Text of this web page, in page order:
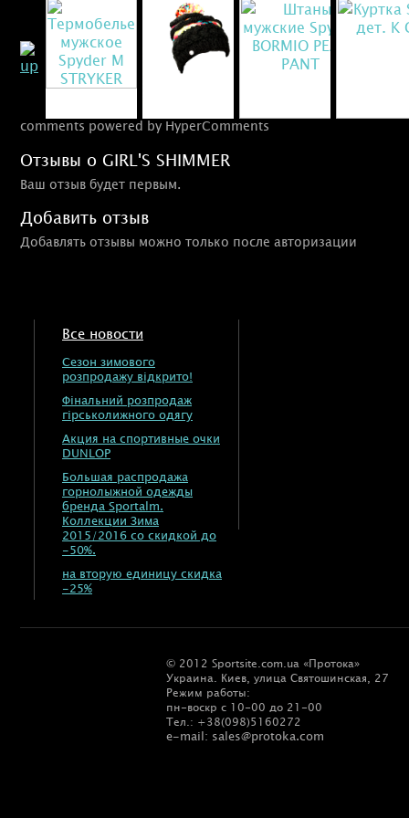
comments powered by HyperComments
Отзывы о GIRL'S SHIMMER
Ваш отзыв будет первым.
Добавить отзыв
Добавлять отзывы можно только после авторизации
Все новости
Сезон зимового
розпродажу відкрито!
Фінальний розпродаж
гірськолижного одягу
Акция на спортивные очки
DUNLOP
Большая распродажа
горнолыжной одежды
бренда Sportalm.
Коллекции Зима
2015/2016 со скидкой до
-50%.
на вторую единицу скидка
-25%
© 2012 Sportsite.com.ua «Протока»
Украина. Киев, улица Святошинская, 27
Режим работы:
пн-воскр с 10-00 до 21-00
Тел.: +38(098)5160272
e-mail: sales@protoka.com